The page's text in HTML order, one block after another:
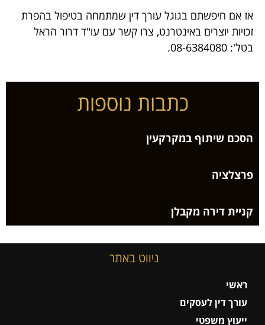
אז אם חיפשתם בגוגל עורך דין שמתמחה בטיפול בהפרת
זכויות יוצרים באינטרנט, צרו קשר עם עו"ד דרור הראל
בטל': 08-6384080.
כתבות נוספות
הסכם שיתוף במקרקעין
פרצלציה
קניית דירה מקבלן
ניווט באתר
ראשי
עורך דין לעסקים
ייעוץ משפטי